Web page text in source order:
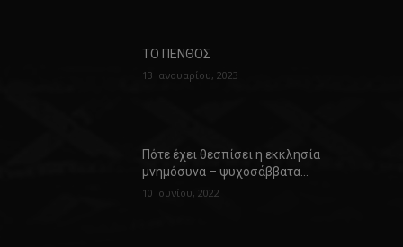
ΤΟ ΠΕΝΘΟΣ
13 Ιανουαρίου, 2023
Πότε έχει θεσπίσει η εκκλησία
μνημόσυνα – ψυχοσάββατα…
10 Ιουνίου, 2022